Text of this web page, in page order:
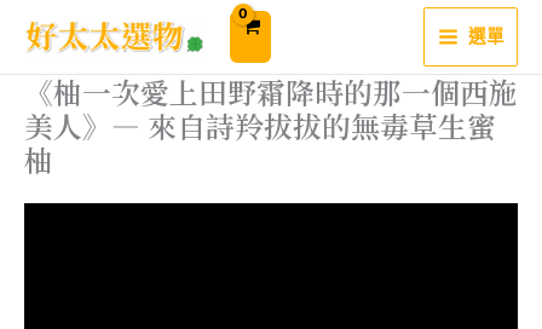
內
選單
《柚一次愛上田野霜降時的那一個西施
美人》— 來自詩羚拔拔的無毒草生蜜
柚